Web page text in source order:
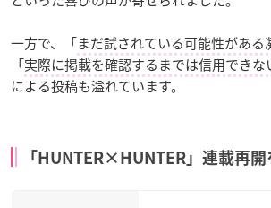
一方で、「まだ試されている可能性があ
「実際に掲載を確認するまでは信用できな
による投稿も溢れています。
「HUNTER×HUNTER」連載再